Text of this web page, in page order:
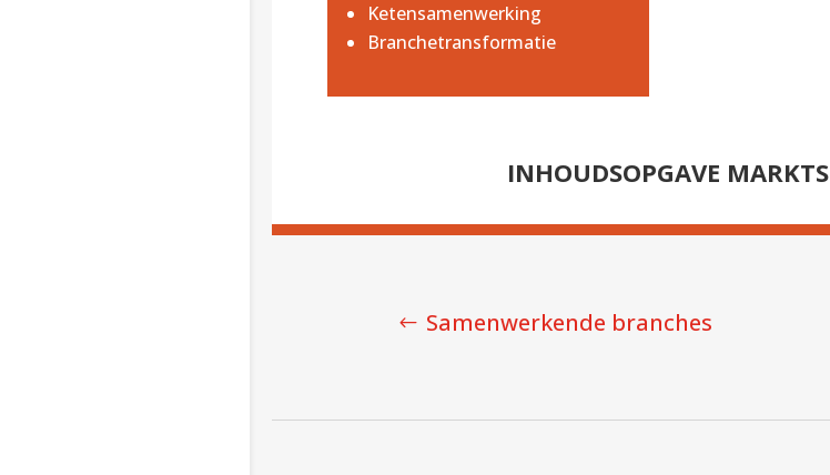
Ketensamenwerking
Branchetransformatie
INHOUDSOPGAVE
Samenwerkende branches